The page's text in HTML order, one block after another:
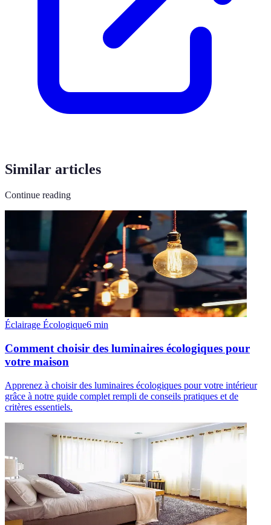
Similar articles
Continue reading
Éclairage Écologique6 min
Comment choisir des luminaires écologiques pour
votre maison
Apprenez à choisir des luminaires écologiques pour votre intérieur
grâce à notre guide complet rempli de conseils pratiques et de
critères essentiels.